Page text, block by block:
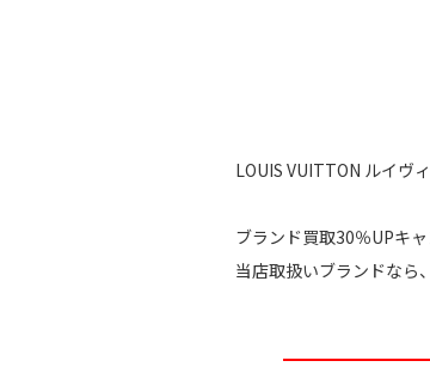
LOUIS VUITTON ルイヴ
ブランド買取30％UPキ
当店取扱いブランドなら